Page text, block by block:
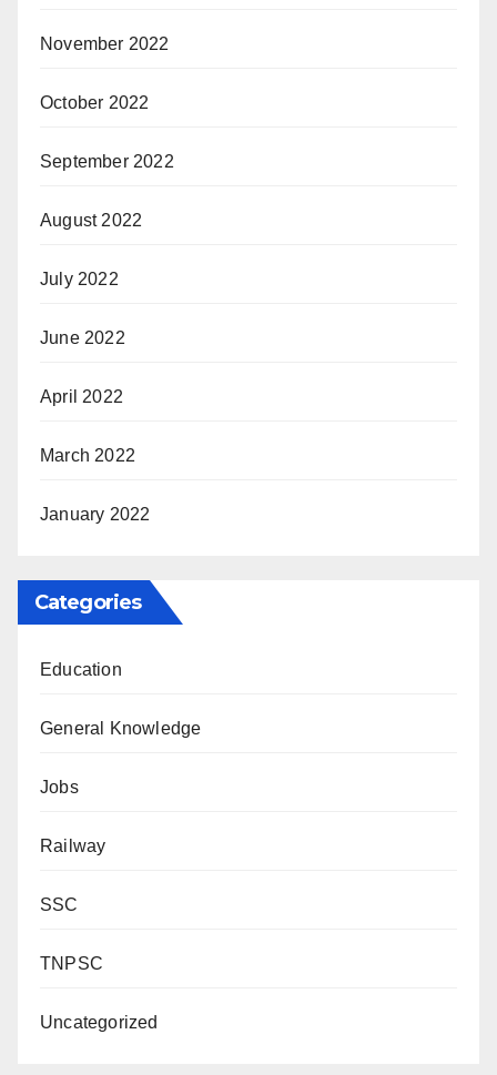
November 2022
October 2022
September 2022
August 2022
July 2022
June 2022
April 2022
March 2022
January 2022
Categories
Education
General Knowledge
Jobs
Railway
SSC
TNPSC
Uncategorized